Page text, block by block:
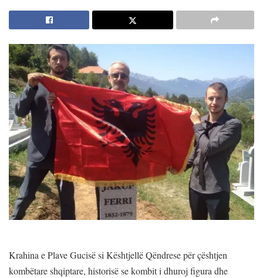
Krahina e Plave Gucisë si Kështjellë Qëndrese për çështjen
kombëtare shqiptare, historisë se kombit i dhuroj figura dhe